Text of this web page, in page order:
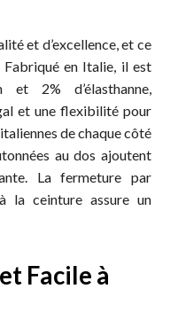
et d’excellence, et ce
en Italie, il est
2% d’élasthanne,
et une flexibilité pour
de chaque côté
au dos ajoutent
La fermeture par
la ceinture assure un
Facile à